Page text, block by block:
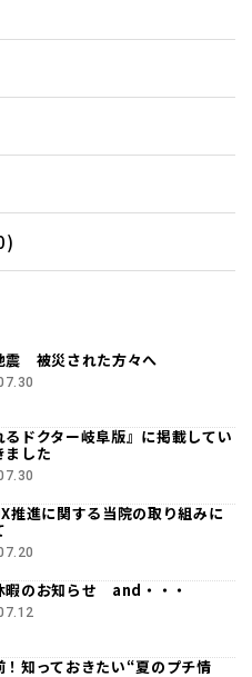
震 被災された方々へ
るドクター岐阜版』に掲載してい
ました
推進に関する当院の取り組みに
暇のお知らせ and・・・
！知っておきたい“夏のプチ情